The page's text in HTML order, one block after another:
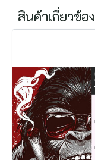
สินค้าเกี่ยวข้อง